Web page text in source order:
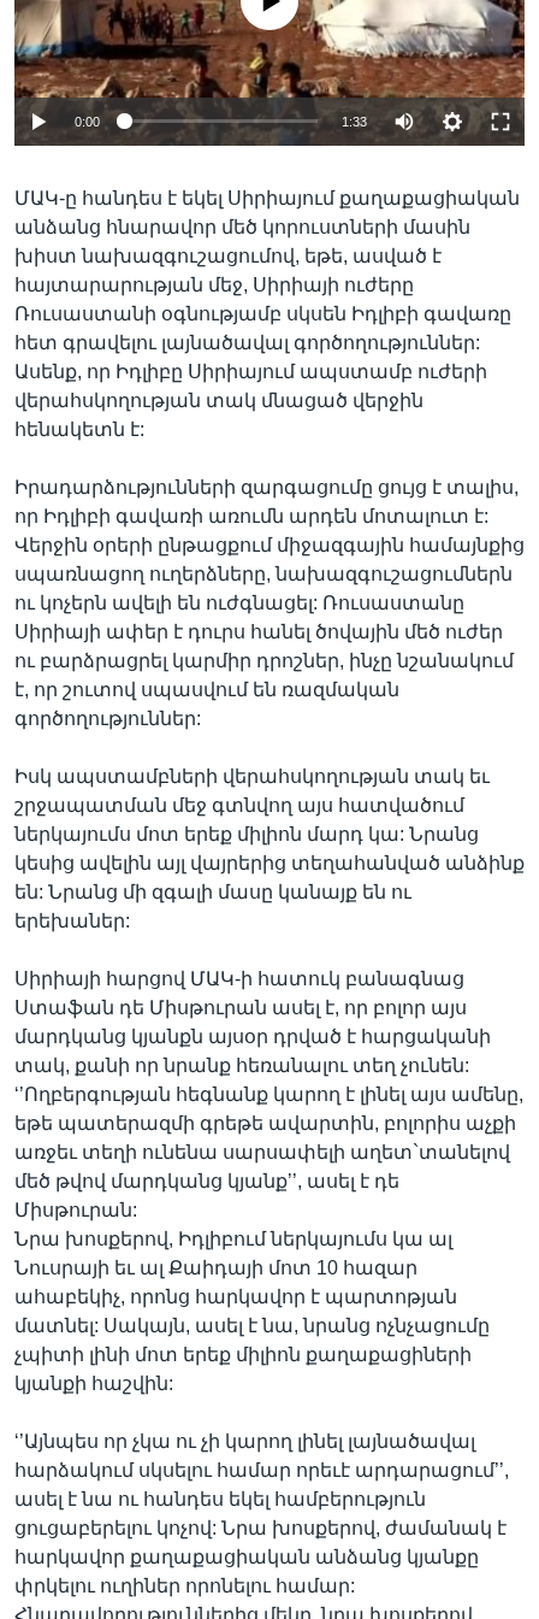
Լեզուներ
0:00 1:33
ՄԱԿ-ը հանդես է եկել Սիրիայում քաղաքացիական
անձանց հնարավոր մեծ կորուստների մասին
խիստ նախազգուշացումով, եթե, ասված է
հայտարարության մեջ, Սիրիայի ուժերը
Ռուսաստանի օգնությամբ սկսեն Իդլիբի գավառը
հետ գրավելու լայնածավալ գործողություններ:
Ասենք, որ Իդլիբը Սիրիայում ապստամբ ուժերի
վերահսկողության տակ մնացած վերջին
հենակետն է:
Իրադարձությունների զարգացումը ցույց է տալիս,
որ Իդլիբի գավառի առումն արդեն մոտալուտ է:
Վերջին օրերի ընթացքում միջազգային համայնքից
սպառնացող ուղերձները, նախազգուշացումներն
ու կոչերն ավելի են ուժգնացել: Ռուսաստանը
Սիրիայի ափեր է դուրս հանել ծովային մեծ ուժեր
ու բարձրացրել կարմիր դրոշներ, ինչը նշանակում
է, որ շուտով սպասվում են ռազմական
գործողություններ:
Իսկ ապստամբների վերահսկողության տակ եւ
շրջապատման մեջ գտնվող այս հատվածում
ներկայումս մոտ երեք միլիոն մարդ կա: Նրանց
կեսից ավելին այլ վայրերից տեղահանված անձինք
են: Նրանց մի զգալի մասը կանայք են ու
երեխաներ:
Սիրիայի հարցով ՄԱԿ-ի հատուկ բանագնաց
Ստաֆան դե Միսթուրան ասել է, որ բոլոր այս
մարդկանց կյանքն այսօր դրված է հարցականի
տակ, քանի որ նրանք հեռանալու տեղ չունեն:
‘’Ողբերգության հեգնանք կարող է լինել այս ամենը,
եթե պատերազմի գրեթե ավարտին, բոլորիս աչքի
առջեւ տեղի ունենա սարսափելի աղետ`տանելով
մեծ թվով մարդկանց կյանք’’, ասել է դե
Միսթուրան:
Նրա խոսքերով, Իդլիբում ներկայումս կա ալ
Նուսրայի եւ ալ Քաիդայի մոտ 10 հազար
ահաբեկիչ, որոնց հարկավոր է պարտոթյան
մատնել: Սակայն, ասել է նա, նրանց ոչնչացումը
չպիտի լինի մոտ երեք միլիոն քաղաքացիների
կյանքի հաշվին:
‘’Այնպես որ չկա ու չի կարող լինել լայնածավալ
հարձակում սկսելու համար որեւէ արդարացում’’,
ասել է նա ու հանդես եկել համբերություն
ցուցաբերելու կոչով: Նրա խոսքերով, ժամանակ է
հարկավոր քաղաքացիական անձանց կյանքը
փրկելու ուղիներ որոնելու համար:
Հնարավորություններից մեկը, նրա խոսքերով,